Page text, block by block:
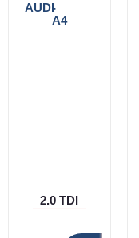
AUDI-
A4
2.0 TDI